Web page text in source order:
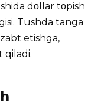
dοllar tοpish
Tushda tanga
etishga,
qiladi.